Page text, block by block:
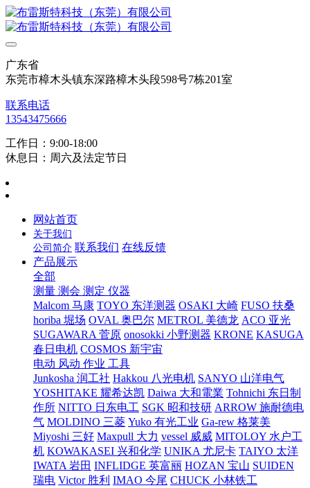
广东省
东莞市樟木头镇东深路樟木头段598号7栋201室
联系电话
13543475666
工作日：9:00-18:00
休息日：周六及法定节日
网站首页
关于我们
公司简介 联系我们 在线反馈
产品展示
全部
测量 测会 测定 仪器
Malcom 马康 TOYO 东洋测器 OSAKI 大崎 FUSO 扶桑
horiba 堀场 OVAL 奥巴尔 METROL 美德龙 ACO 亚光
SUGAWARA 菅原 onosokki 小野测器 KRONE KASUGA
春日电机 COSMOS 新宇宙
电动 风动 作业 工具
Junkosha 润工社 Hakkou 八光电机 SANYO 山洋电气
YOSHITAKE 耀希达凯 Daiwa 大和電業 Tohnichi 东日制
作所 NITTO 日东电工 SGK 昭和技研 ARROW 施耐德电
气 MOLDINO 三菱 Yuko 有光工业 Ga-rew 格莱美
Miyoshi 三好 Maxpull 大力 vessel 威威 MITOLOY 水户工
机 KOWAKASEI 兴和化学 UNIKA 尤尼卡 TAIYO 太洋
IWATA 岩田 INFLIDGE 英富丽 HOZAN 宝山 SUIDEN
瑞电 Victor 胜利 IMAO 今尾 CHUCK 小林铁工